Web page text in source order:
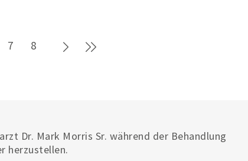
7 8 WeiterLetzte Seite
Dr. Mark Morris Sr. während der Behandlung
herzustellen.